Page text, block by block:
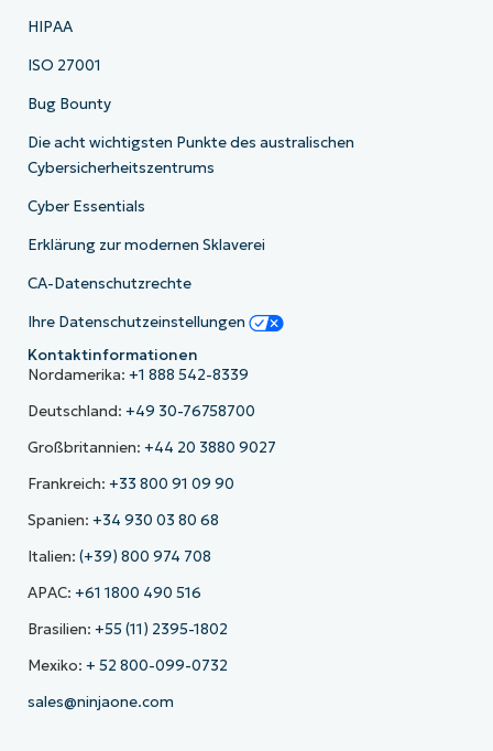
HIPAA
ISO 27001
Bug Bounty
Die acht wichtigsten Punkte des australischen
Cybersicherheitszentrums
Cyber Essentials
Erklärung zur modernen Sklaverei
CA-Datenschutzrechte
Ihre Datenschutzeinstellungen
Kontaktinformationen
Nordamerika: +1 888 542-8339
Deutschland: +49 30-76758700
Großbritannien: +44 20 3880 9027
Frankreich: +33 800 91 09 90
Spanien: +34 930 03 80 68
Italien: (+39) 800 974 708
APAC: +61 1800 490 516
Brasilien: +55 (11) 2395-1802
Mexiko: + 52 800-099-0732
sales@ninjaone.com